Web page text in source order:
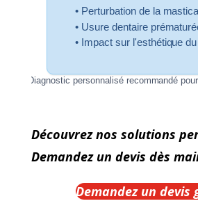
• Perturbation de la
• Usure dentaire
• Impact sur l'esthétique
Diagnostic personnalisé recommandé
Découvrez nos solutions
Demandez un devis dès
Demandez un devis